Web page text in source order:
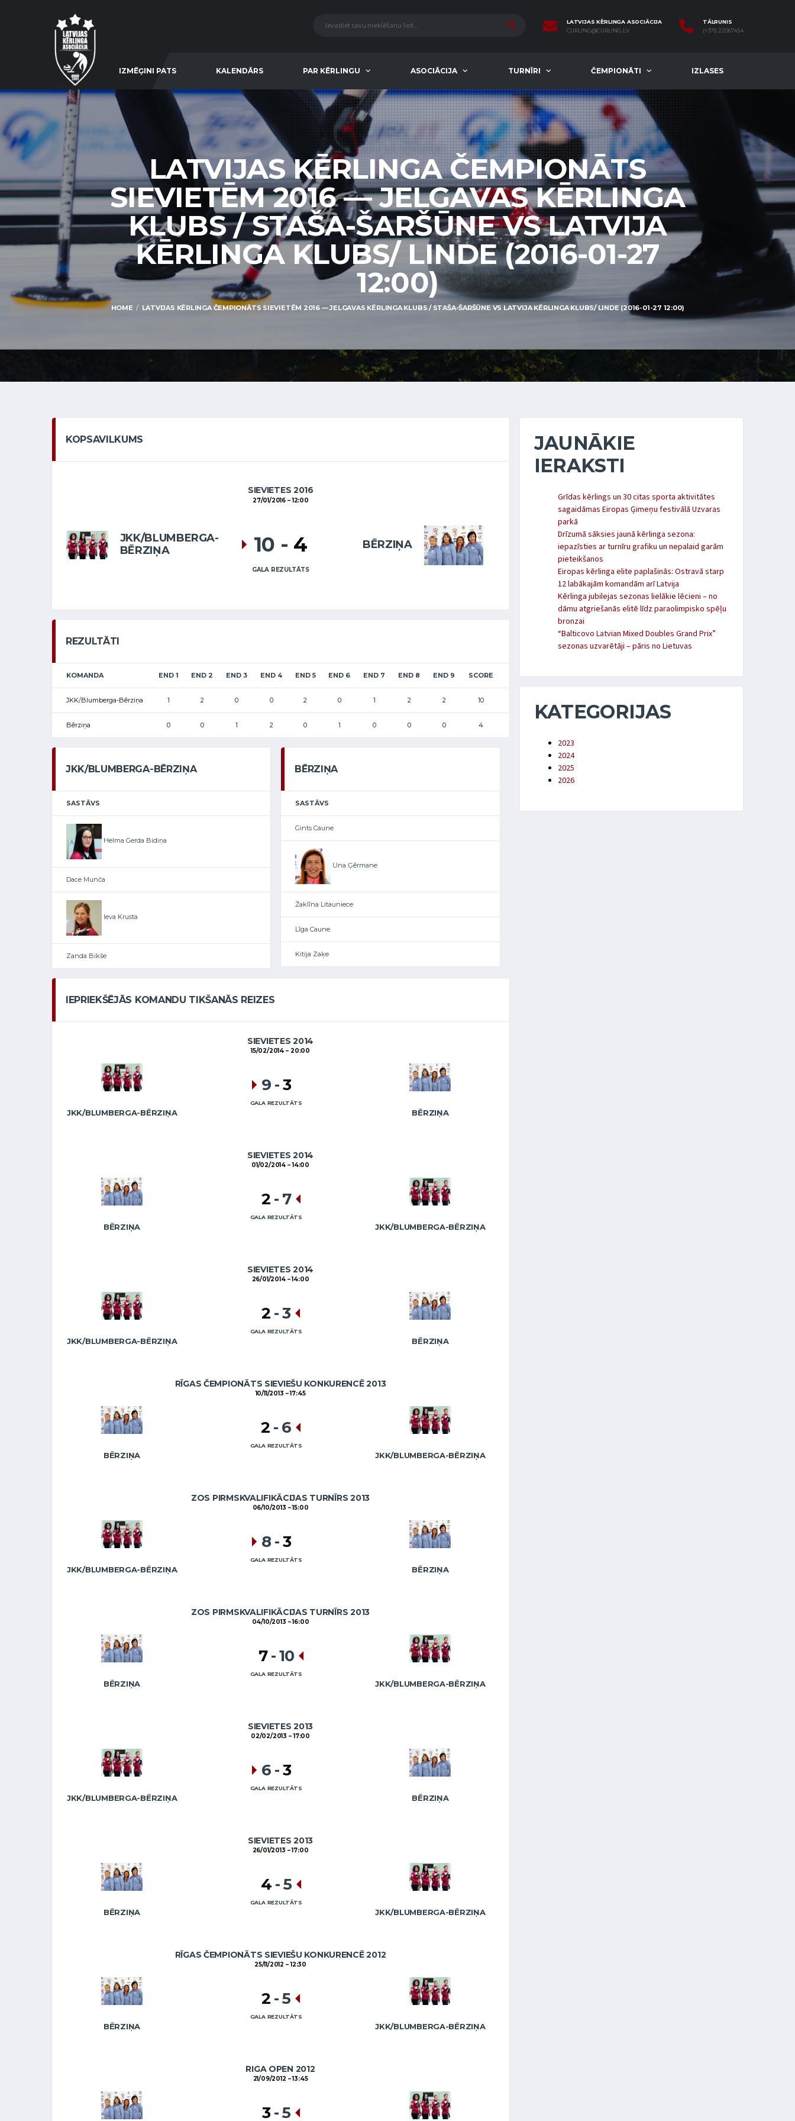
LATVIJAS KĒRLINGA ASOCIĀCIJA
CURLING@CURLING.LV
TĀLRUNIS
(+371) 22067454
IZMĒĢINI PATS KALENDĀRS PAR KĒRLINGU ASOCIĀCIJA TURNĪRI ČEMPIONĀTI IZLASES
LATVIJAS KĒRLINGA ČEMPIONĀTS
SIEVIETĒM 2016 — JELGAVAS KĒRLINGA
KLUBS / STAŠA-ŠARŠŪNE VS LATVIJA
KĒRLINGA KLUBS/ LINDE (2016-01-27
12:00)
HOME LATVIJAS KĒRLINGA ČEMPIONĀTS SIEVIETĒM 2016 — JELGAVAS KĒRLINGA KLUBS / STAŠA-ŠARŠŪNE VS LATVIJA KĒRLINGA KLUBS/ LINDE (2016-01-27 12:00)
KOPSAVILKUMS
SIEVIETES 2016
27/01/2016 12:00
JKK/BLUMBERGA-
BĒRZIŅA
BĒRZIŅA
10 - 4
GALA REZULTĀTS
REZULTĀTI
KOMANDA END 1 END 2 END 3 END 4 END 5 END 6 END 7 END 8 END 9 SCORE
JKK/Blumberga-Bērziņa 1 2 0 0 2 0 1 2 2 10
Bērziņa 0 0 1 2 0 1 0 0 0 4
JKK/BLUMBERGA-BĒRZIŅA
SASTĀVS
Helma Gerda Bidiņa
Dace Munča
Ieva Krusta
Zanda Bikše
BĒRZIŅA
SASTĀVS
Gints Caune
Una Ģērmane
Žaklīna Litauniece
Līga Caune
Kitija Zaķe
IEPRIEKŠĒJĀS KOMANDU TIKŠANĀS REIZES
SIEVIETES 2014
15/02/2014 20:00
JKK/BLUMBERGA-BĒRZIŅA BĒRZIŅA
9 -3
GALA REZULTĀTS
SIEVIETES 2014
01/02/2014 14:00
BĒRZIŅA JKK/BLUMBERGA-BĒRZIŅA
2 - 7
GALA REZULTĀTS
SIEVIETES 2014
26/01/2014 14:00
JKK/BLUMBERGA-BĒRZIŅA BĒRZIŅA
2 -3
GALA REZULTĀTS
RĪGAS ČEMPIONĀTS SIEVIEŠU KONKURENCĒ 2013
10/11/2013 17:45
BĒRZIŅA JKK/BLUMBERGA-BĒRZIŅA
2 - 6
GALA REZULTĀTS
ZOS PIRMSKVALIFIKĀCIJAS TURNĪRS 2013
06/10/2013 15:00
JKK/BLUMBERGA-BĒRZIŅA BĒRZIŅA
8 -3
GALA REZULTĀTS
ZOS PIRMSKVALIFIKĀCIJAS TURNĪRS 2013
04/10/2013 16:00
BĒRZIŅA JKK/BLUMBERGA-BĒRZIŅA
7-10
GALA REZULTĀTS
SIEVIETES 2013
02/02/2013 17:00
JKK/BLUMBERGA-BĒRZIŅA BĒRZIŅA
6 -3
GALA REZULTĀTS
SIEVIETES 2013
26/01/2013 17:00
BĒRZIŅA JKK/BLUMBERGA-BĒRZIŅA
4 -5
GALA REZULTĀTS
RĪGAS ČEMPIONĀTS SIEVIEŠU KONKURENCĒ 2012
25/11/2012 12:30
BĒRZIŅA JKK/BLUMBERGA-BĒRZIŅA
2 -5
GALA REZULTĀTS
RIGA OPEN 2012
21/09/2012 13:45
3 -5
JAUNĀKIE
IERAKSTI
Grīdas kērlings un 30 citas sporta aktivitātes
sagaidāmas Eiropas Ģimeņu festivālā Uzvaras
parkā
Drīzumā sāksies jaunā kērlinga sezona:
iepazīsties ar turnīru grafiku un nepalaid garām
pieteikšanos
Eiropas kērlinga elite paplašinās: Ostravā starp
12 labākajām komandām arī Latvija
Kērlinga jubilejas sezonas lielākie lēcieni – no
dāmu atgriešanās elitē līdz paraolimpisko spēļu
bronzai
“Balticovo Latvian Mixed Doubles Grand Prix”
sezonas uzvarētāji – pāris no Lietuvas
KATEGORIJAS
2023
2024
2025
2026